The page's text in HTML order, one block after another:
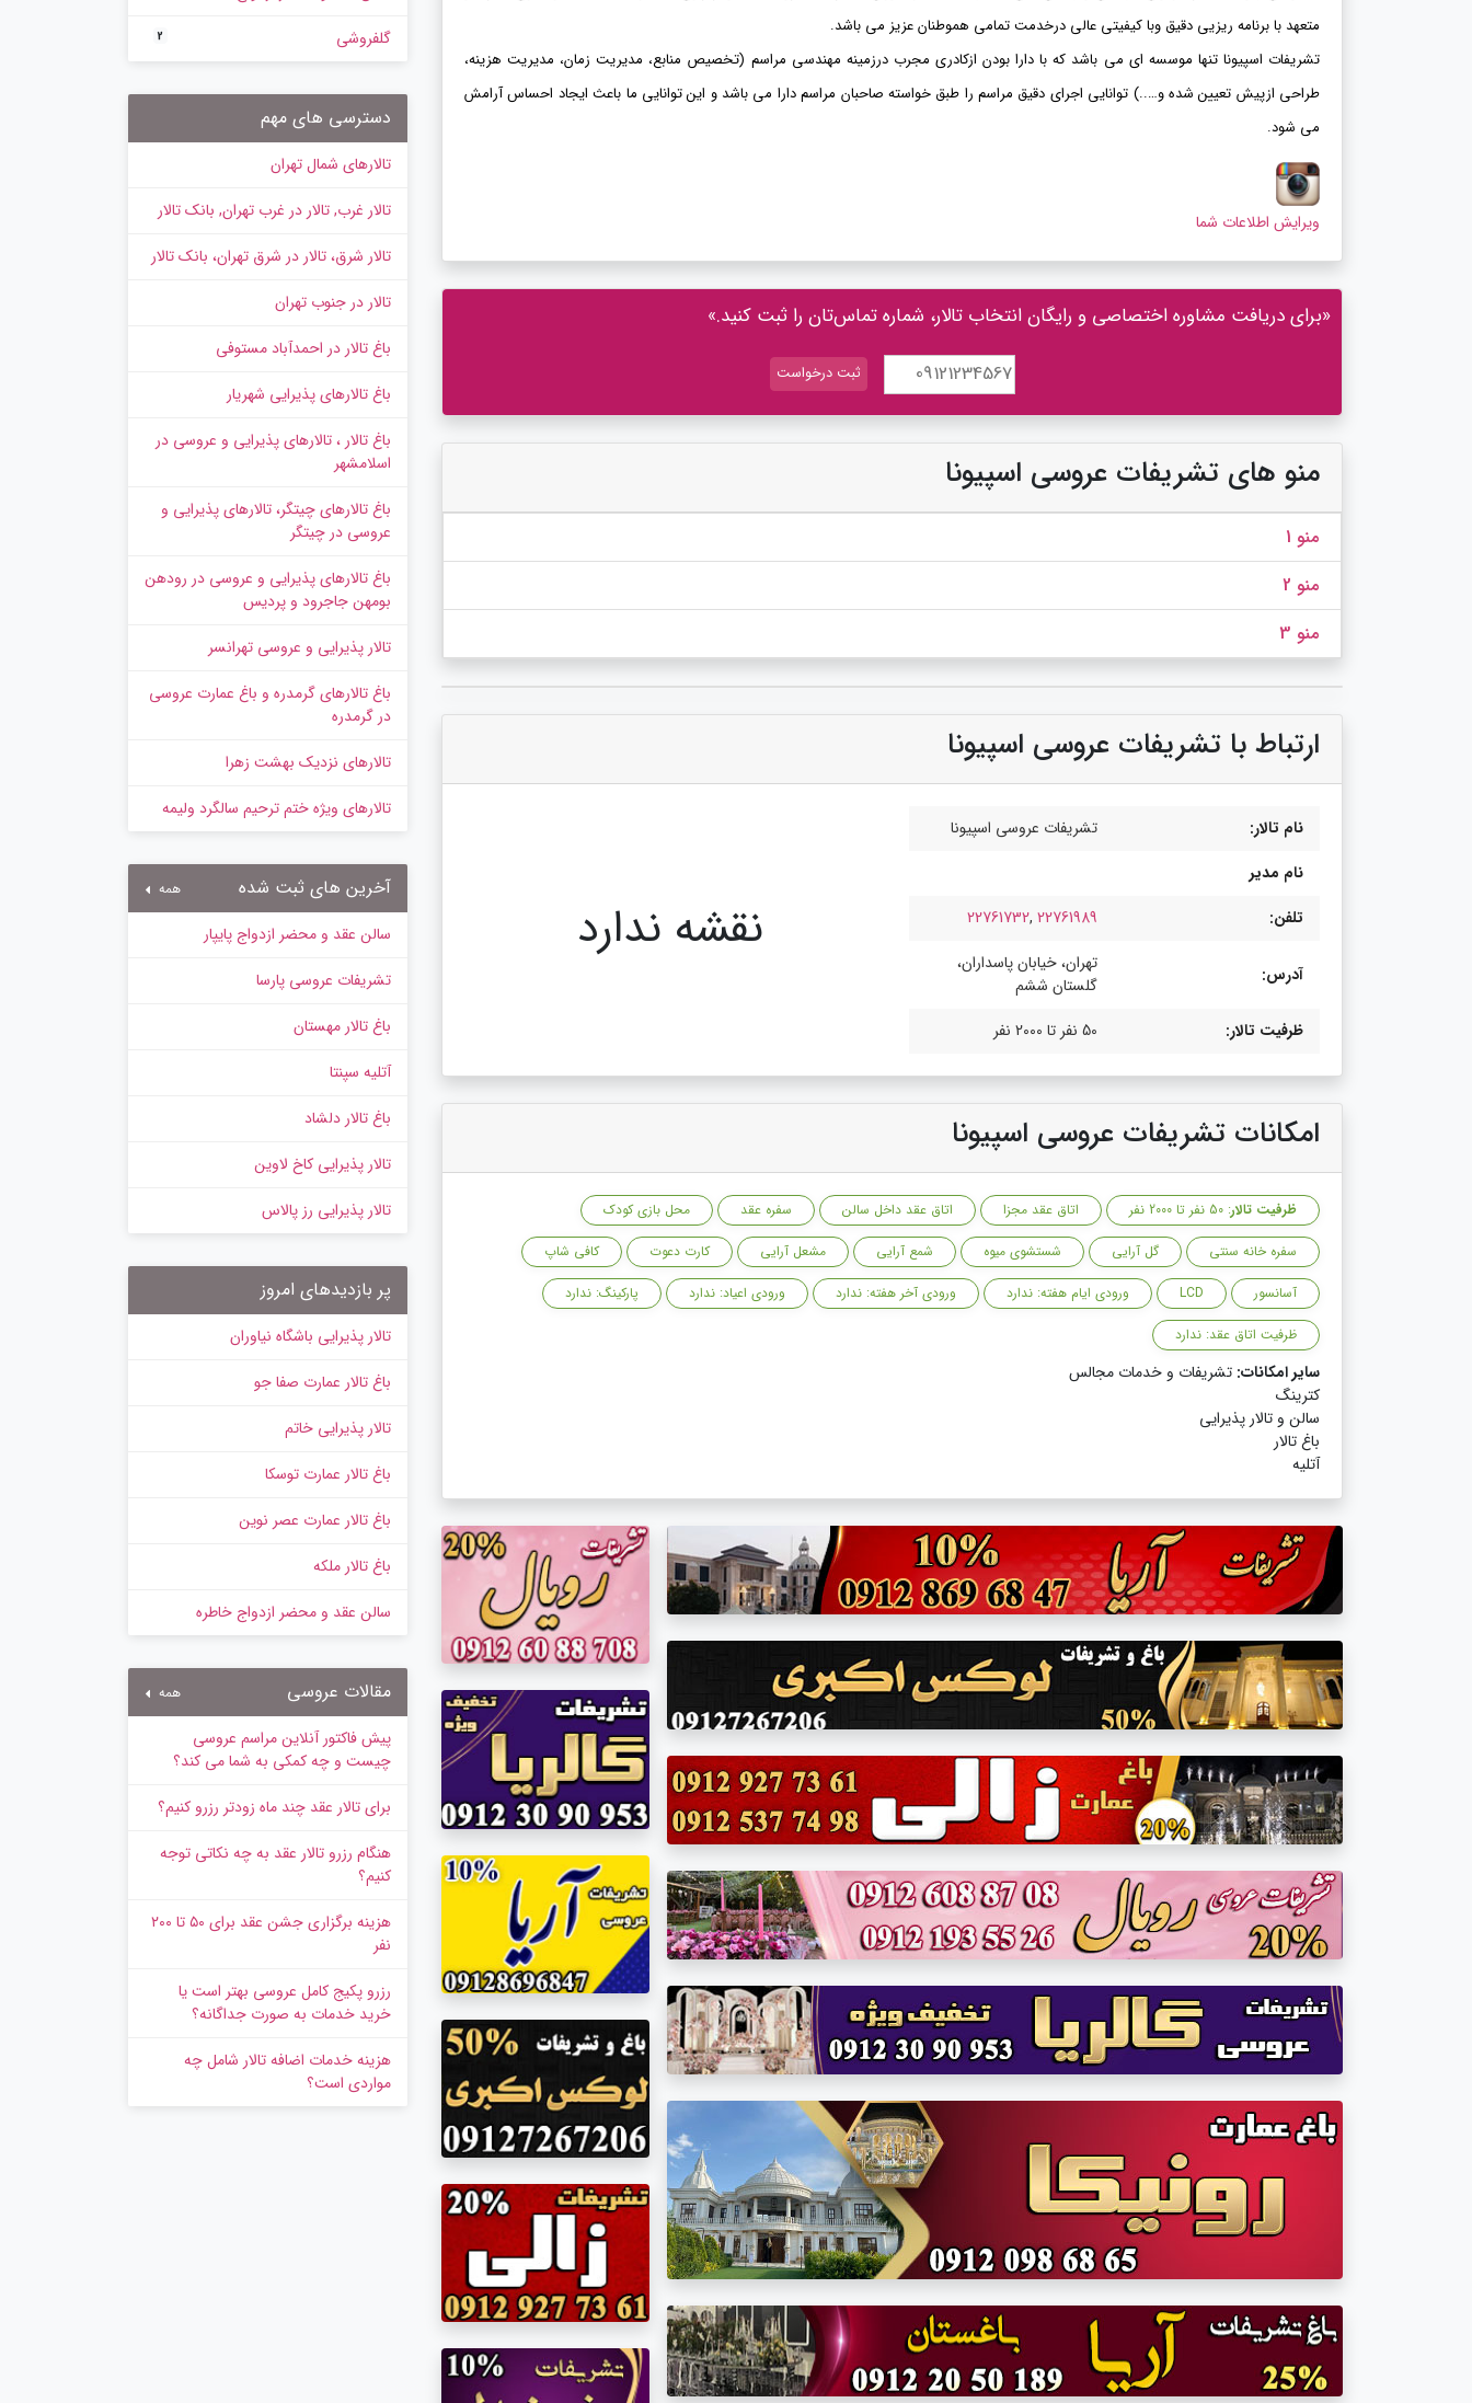
متعهد با برنامه ریزیی دقیق وبا کیفیتی عالی درخدمت تمامی هموطنان عزیز می باشد.
تشریفات اسپیونا تنها موسسه ای می باشد که با دارا بودن ازکادری مجرب درزمینه مهندسی مراسم (تخصیص منابع، مدیریت زمان، مدیریت هزینه،
طراحی ازپیش تعیین شده و…..) توانایی اجرای دقیق مراسم را طبق خواسته صاحبان مراسم دارا می باشد و این توانایی ما باعث ایجاد احساس آرامش
می شود.
ویرایش اطلاعات شما
«برای دریافت مشاوره اختصاصی و رایگان انتخاب تالار، شماره تماس‌تان را ثبت کنید.»
منو های تشریفات عروسی اسپیونا
منو 1
منو 2
منو 3
ارتباط با تشریفات عروسی اسپیونا
نام تالار:
تشریفات عروسی اسپیونا
نام مدیر
تلفن:
22761989
,
22761732
آدرس:
تهران، خیابان پاسداران،
گلستان ششم
ظرفیت تالار:
50 نفر تا 2000 نفر
نقشه ندارد
امکانات تشریفات عروسی اسپیونا
ظرفیت تالار: 50 نفر تا 2000 نفر اتاق عقد مجزا اتاق عقد داخل سالن سفره عقد
محل بازی کودک
سفره خانه سنتی
گل آرایی شستشوی میوه شمع آرایی مشعل آرایی کارت دعوت
کافی شاپ
آسانسور
LCD ورودی ایام هفته: ندارد ورودی آخر هفته: ندارد ورودی اعیاد: ندارد
پارکینگ: ندارد
ظرفیت اتاق عقد: ندارد
سایر امکانات: تشریفات و خدمات مجالس
کترینگ
سالن و تالار پذیرایی
باغ تالار
آتلیه
گلفروشی 2
دسترسی های مهم
تالارهای شمال تهران
تالار غرب, تالار در غرب تهران, بانک تالار
تالار شرق، تالار در شرق تهران، بانک تالار
تالار در جنوب تهران
باغ تالار در احمدآباد مستوفی
باغ تالارهای پذیرایی شهریار
باغ تالار ، تالارهای پذیرایی و عروسی در
اسلامشهر
باغ تالارهای چیتگر، تالارهای پذیرایی و
عروسی در چیتگر
باغ تالارهای پذیرایی و عروسی در رودهن
بومهن جاجرود و پردیس
تالار پذیرایی و عروسی تهرانسر
باغ تالارهای گرمدره و باغ عمارت عروسی
در گرمدره
تالارهای نزدیک بهشت زهرا
تالارهای ویژه ختم ترحیم سالگرد ولیمه
آخرین های ثبت شده همه
سالن عقد و محضر ازدواج پایپار
تشریفات عروسی پارسا
باغ تالار مهستان
آتلیه سپنتا
باغ تالار دلشاد
تالار پذیرایی کاخ لاوین
تالار پذیرایی رز پالاس
پر بازدیدهای امروز
تالار پذیرایی باشگاه نیاوران
باغ تالار عمارت صفا جو
تالار پذیرایی خاتم
باغ تالار عمارت توسکا
باغ تالار عمارت عصر نوین
باغ تالار ملکه
سالن عقد و محضر ازدواج خاطره
مقالات عروسی همه
پیش‌ فاکتور آنلاین مراسم عروسی
چیست و چه کمکی به شما می کند؟
برای تالار عقد چند ماه زودتر رزرو کنیم؟
هنگام رزرو تالار عقد به چه نکاتی توجه
کنیم؟
هزینه برگزاری جشن عقد برای ۵۰ تا ۲۰۰
نفر
رزرو پکیج کامل عروسی بهتر است یا
خرید خدمات به‌ صورت جداگانه؟
هزینه خدمات اضافه تالار شامل چه
مواردی است؟